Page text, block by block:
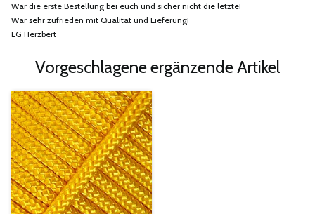
War die erste Bestellung bei euch und sicher nicht die letzte!
War sehr zufrieden mit Qualität und Lieferung!
LG Herzbert
Vorgeschlagene ergänzende Artikel